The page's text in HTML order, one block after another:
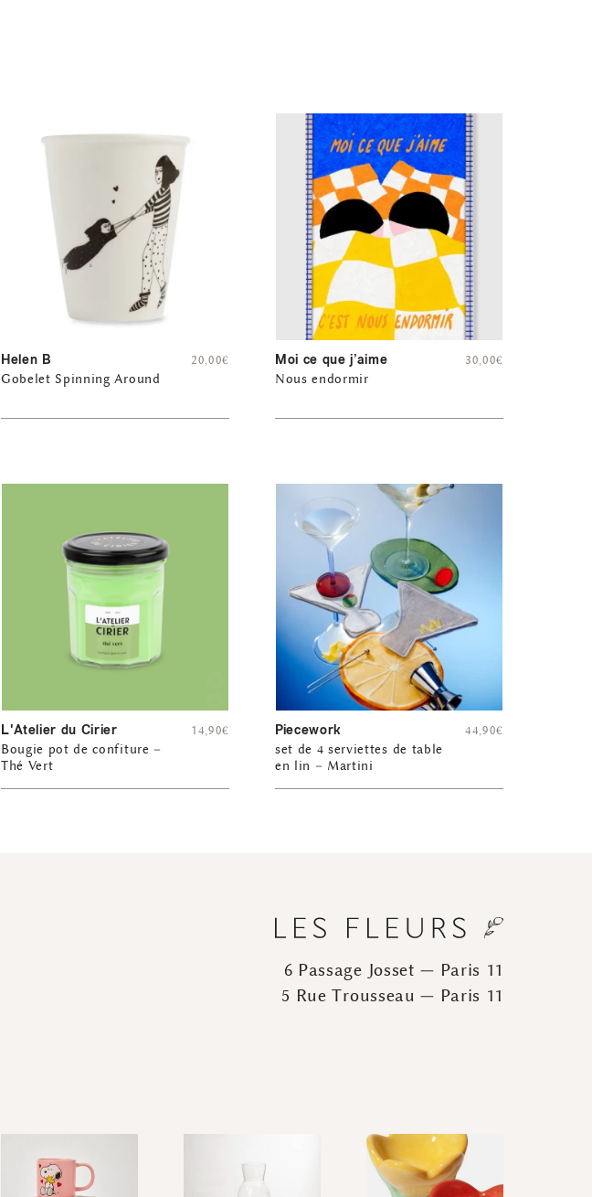
Helen B
Gobelet Spinning Around
20,00€ Moi ce que j’aime
Nous endormir
30,00€
L'Atelier du Cirier
Bougie pot de confiture –
Thé Vert
14,90€ Piecework
set de 4 serviettes de table
en lin – Martini
44,90€
6 Passage Josset — Paris 11
5 Rue Trousseau — Paris 11